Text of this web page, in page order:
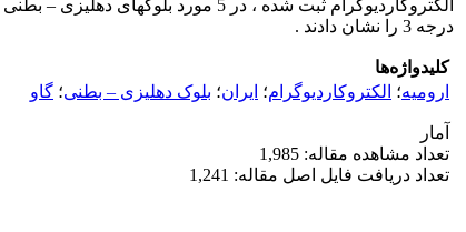
درجه 3 را نشان دادند .
کلیدواژه‌ها
ارومیه؛ الکتروکاردیوگرام؛ ایران؛ بلوک دهلیزی – بطنی؛ گاو
آمار
تعداد مشاهده مقاله: 1,985
تعداد دریافت فایل اصل مقاله: 1,241